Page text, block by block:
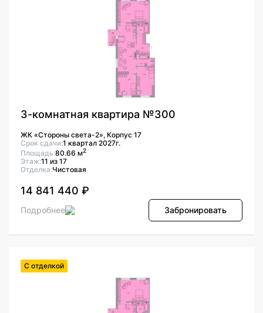
3-комнатная квартира №300
ЖК «Стороны света-2», Корпус 17
Срок сдачи:1 квартал 2027г.
Площадь:80.66 м2
Этаж:11 из 17
Отделка:Чистовая
14 841 440 ₽
Подробнее Забронировать
С отделкой